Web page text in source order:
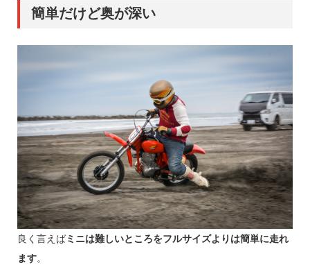
簡単だけど奥が深い
良く言えばミニは難しいところをフルサイズよりは簡単に走れ
ます。